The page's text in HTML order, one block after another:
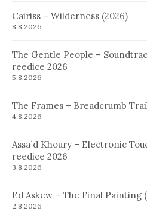
Cairiss – Wilderness (2026)
8.8.2026
The Gentle People –
reedice 2026
5.8.2026
The Frames – Breadcrumb
4.8.2026
Assa´d Khoury – Electronic
reedice 2026
3.8.2026
Ed Askew – The Final Painting
2.8.2026